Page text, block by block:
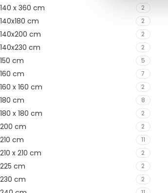
140 x 360 cm 2
140x180 cm 2
140x200 cm 2
140x230 cm 2
150 cm 5
160 cm 7
160 x 160 cm 2
180 cm 8
180 x 180 cm 2
200 cm 2
210 cm 11
210 x 210 cm 2
225 cm 2
230 cm 2